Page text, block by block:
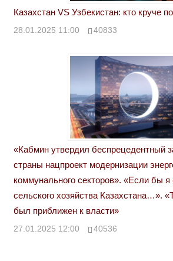
Казахстан VS Узбекистан: кто круче
28.01.2025 11:00 40833
«Кабмин утвердил беспрецедентный
страны нацпроект модернизации
коммунального секторов». «Если бы
сельского хозяйства Казахстана…».
был приближен к власти»
27.01.2025 12:00 40536